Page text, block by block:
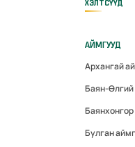
ХЭЛТСҮҮД
АЙМГУУД
Архангай
Баян-
Булган